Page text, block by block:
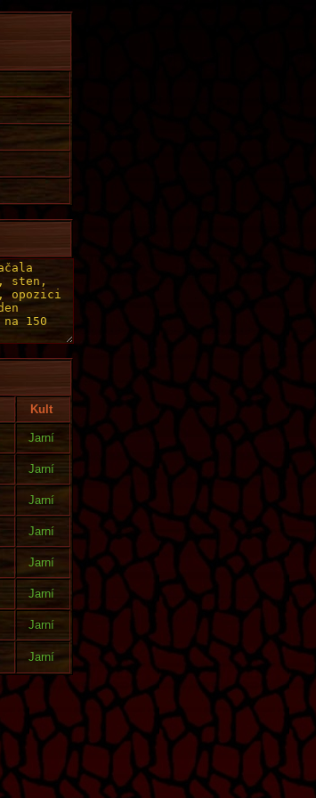
Kult
Jarní
Jarní
Jarní
Jarní
Jarní
Jarní
Jarní
Jarní